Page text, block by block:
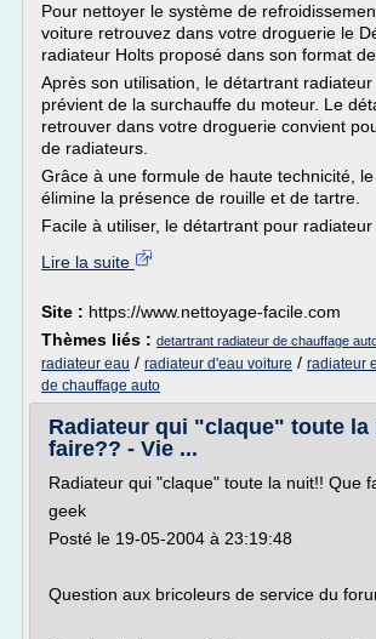
Pour nettoyer le système de
voiture retrouvez dans votre droguerie le
radiateur Holts proposé dans son format
Après son utilisation, le détartrant
prévient de la surchauffe du moteur. Le
retrouver dans votre droguerie convient
de radiateurs.
Grâce à une formule de haute technicité,
élimine la présence de rouille et de tartre.
Facile à utiliser, le détartrant pour radiateur
Lire la suite
Site : https://www.nettoyage-facile.com
Thèmes liés : detartrant radiateur de chauffage
radiateur eau / radiateur d'eau voiture / radiateur
de chauffage auto
Radiateur qui "claque" toute la
faire?? - Vie ...
Radiateur qui "claque" toute la nuit!! Que
geek
Posté le 19-05-2004 à 23:19:48
Question aux bricoleurs de service du